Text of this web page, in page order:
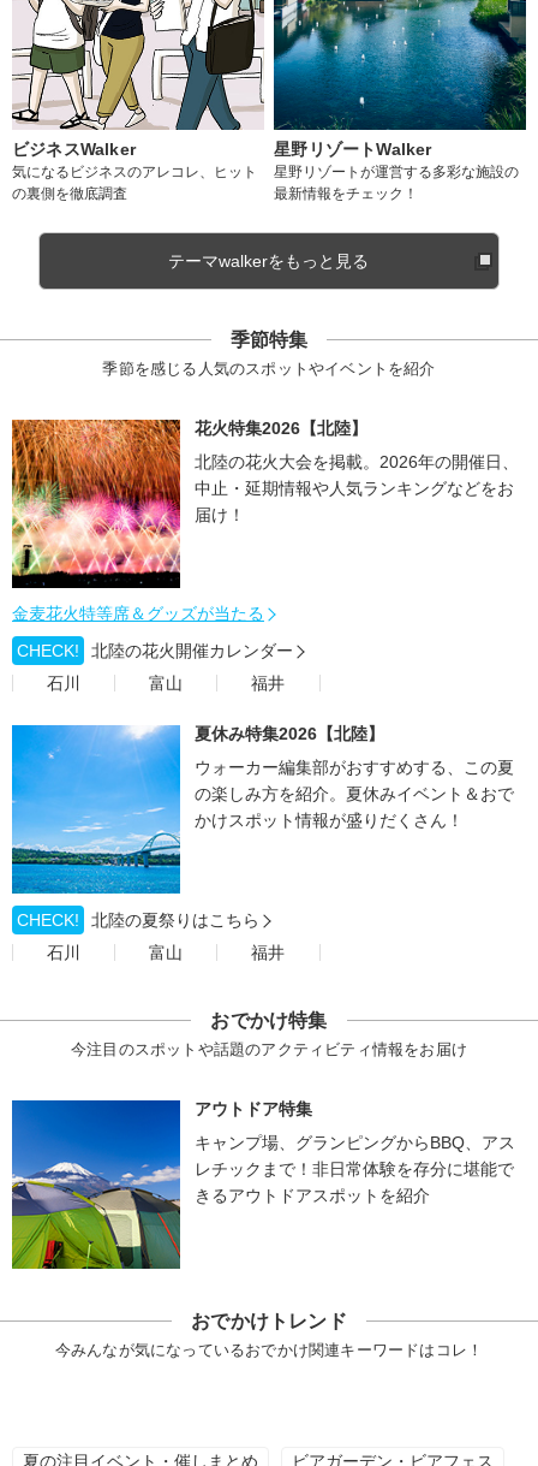
ビジネスWalker
気になるビジネスのアレコレ、ヒット
の裏側を徹底調査
星野リゾートWalker
星野リゾートが運営する多彩な施設の
最新情報をチェック！
テーマwalkerをもっと見る
季節特集
季節を感じる人気のスポットやイベントを紹介
花火特集2026【北陸】
北陸の花火大会を掲載。2026年の開催日、
中止・延期情報や人気ランキングなどをお
届け！
金麦花火特等席＆グッズが当たる
CHECK!
北陸の花火開催カレンダー
石川
富山 福井
夏休み特集2026【北陸】
ウォーカー編集部がおすすめする、この夏
の楽しみ方を紹介。夏休みイベント＆おで
かけスポット情報が盛りだくさん！
CHECK!
北陸の夏祭りはこちら
石川
富山 福井
おでかけ特集
今注目のスポットや話題のアクティビティ情報をお届け
アウトドア特集
キャンプ場、グランピングからBBQ、アス
レチックまで！非日常体験を存分に堪能で
きるアウトドアスポットを紹介
おでかけトレンド
今みんなが気になっているおでかけ関連キーワードはコレ！
夏の注目イベント・催しまとめ ビアガーデン・ビアフェス